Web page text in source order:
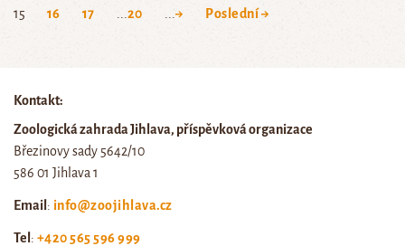
15
16 17 20 → Poslední →
Kontakt:
Zoologická zahrada Jihlava, příspěvková organizace
Březinovy sady 5642/10
586 01 Jihlava 1
Email : info@zoojihlava.cz
Tel : +420 565 596 999